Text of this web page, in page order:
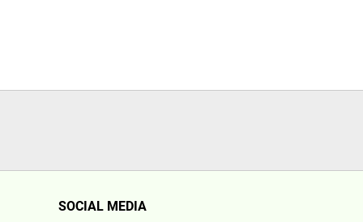
SOCIAL MEDIA